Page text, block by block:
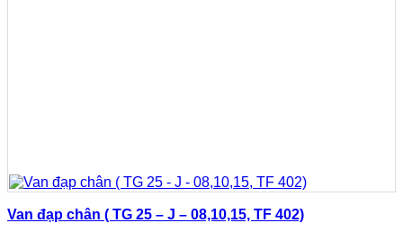
Van đạp chân ( TG 25 – J – 08,10,15, TF 402)